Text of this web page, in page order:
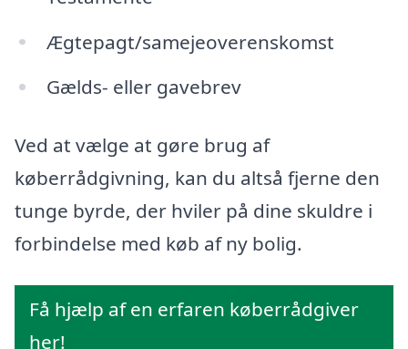
Ægtepagt/samejeoverenskomst
Gælds- eller gavebrev
Ved at vælge at gøre brug af
køberrådgivning, kan du altså fjerne den
tunge byrde, der hviler på dine skuldre i
forbindelse med køb af ny bolig.
Få hjælp af en erfaren køberrådgiver
her!